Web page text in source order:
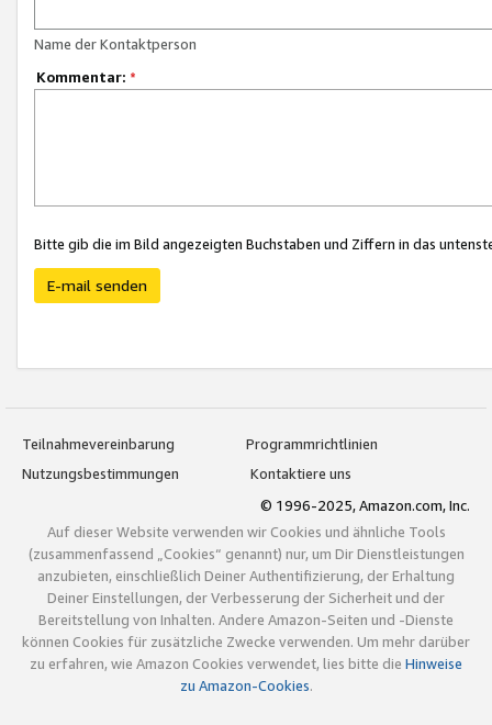
Name der Kontaktperson
Kommentar: *
Bitte gib die im Bild angezeigten Buchstaben und Ziffern in das
E-mail senden
Teilnahmevereinbarung
Programmrichtlinien
Nutzungsbestimmungen
Kontaktiere uns
© 1996-2025, Amazon.com, Inc.
Auf dieser Website verwenden wir Cookies und ähnliche Tools
(zusammenfassend „Cookies“ genannt) nur, um Dir Dienstleistungen
anzubieten, einschließlich Deiner Authentifizierung, der Erhaltung
Deiner Einstellungen, der Verbesserung der Sicherheit und der
Bereitstellung von Inhalten. Andere Amazon-Seiten und -Dienste
können Cookies für zusätzliche Zwecke verwenden. Um mehr darüber
zu erfahren, wie Amazon Cookies verwendet, lies bitte die Hinweise
zu Amazon-Cookies.